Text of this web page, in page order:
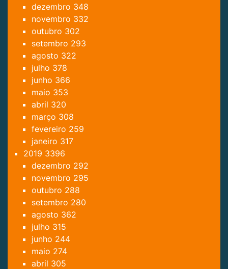
dezembro 348
novembro 332
outubro 302
setembro 293
agosto 322
julho 378
junho 366
maio 353
abril 320
março 308
fevereiro 259
janeiro 317
2019 3396
dezembro 292
novembro 295
outubro 288
setembro 280
agosto 362
julho 315
junho 244
maio 274
abril 305